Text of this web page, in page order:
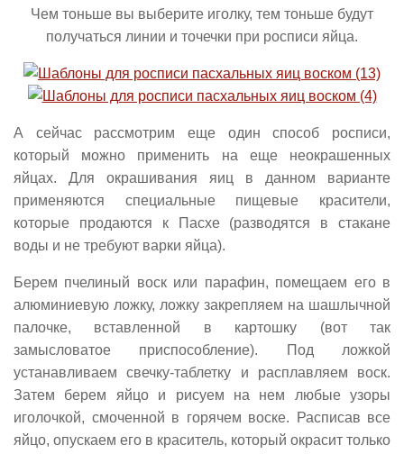
Чем тоньше вы выберите иголку, тем тоньше будут
получаться линии и точечки при росписи яйца.
А сейчас рассмотрим еще один способ росписи,
который можно применить на еще неокрашенных
яйцах. Для окрашивания яиц в данном варианте
применяются специальные пищевые красители,
которые продаются к Пасхе (разводятся в стакане
воды и не требуют варки яйца).
Берем пчелиный воск или парафин, помещаем его в
алюминиевую ложку, ложку закрепляем на шашлычной
палочке, вставленной в картошку (вот так
замысловатое приспособление). Под ложкой
устанавливаем свечку-таблетку и расплавляем воск.
Затем берем яйцо и рисуем на нем любые узоры
иголочкой, смоченной в горячем воске. Расписав все
яйцо, опускаем его в краситель, который окрасит только